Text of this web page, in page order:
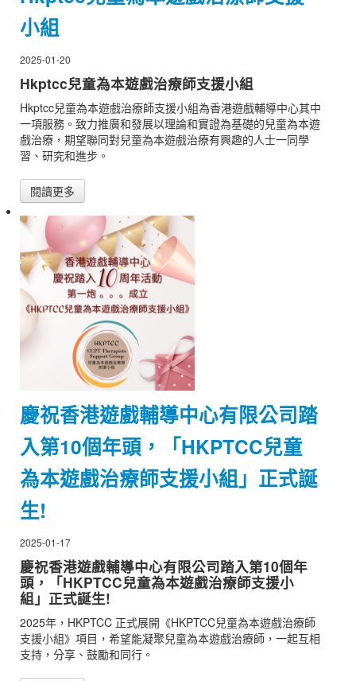
小組
2025-01-20
Hkptcc兒童為本遊戲治療師支援小組
Hkptcc兒童為本遊戲治療師支援小組為香港遊戲輔導中心其中
一項服務。致力推廣和發展以理論和實證為基礎的兒童為本遊
戲治療，期望聯同對兒童為本遊戲治療有興趣的人士一同學
習、研究和進步。
閱讀更多
慶祝香港遊戲輔導中心有限公司踏
入第10個年頭，「HKPTCC兒童
為本遊戲治療師支援小組」正式誕
生!
2025-01-17
慶祝香港遊戲輔導中心有限公司踏入第10個年
頭，「HKPTCC兒童為本遊戲治療師支援小
組」正式誕生!
2025年，HKPTCC 正式展開《HKPTCC兒童為本遊戲治療師
支援小組》項目，希望能凝聚兒童為本遊戲治療師，一起互相
支持，分享、鼓勵和同行。